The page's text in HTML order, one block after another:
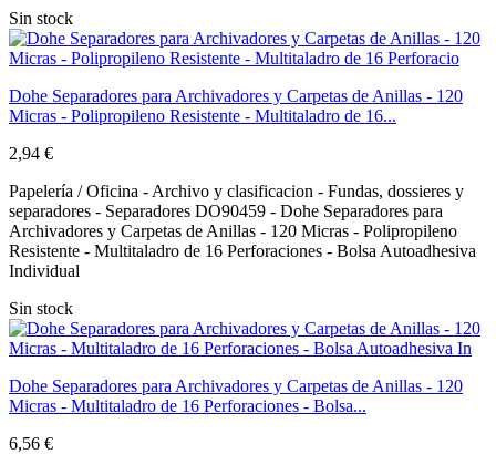
Sin stock
Dohe Separadores para Archivadores y Carpetas de Anillas - 120
Micras - Polipropileno Resistente - Multitaladro de 16...
2,94 €
Papelería / Oficina - Archivo y clasificacion - Fundas, dossieres y
separadores - Separadores DO90459 - Dohe Separadores para
Archivadores y Carpetas de Anillas - 120 Micras - Polipropileno
Resistente - Multitaladro de 16 Perforaciones - Bolsa Autoadhesiva
Individual
Sin stock
Dohe Separadores para Archivadores y Carpetas de Anillas - 120
Micras - Multitaladro de 16 Perforaciones - Bolsa...
6,56 €